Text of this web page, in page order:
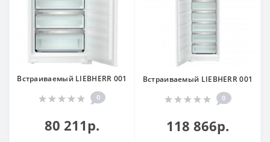
Встраиваемый LIEBHERR 001
0
80 211р.
Встраиваемый LIEBHERR 001
0
118 866р.